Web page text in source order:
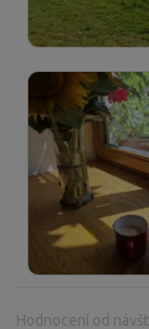
Hodnocení od